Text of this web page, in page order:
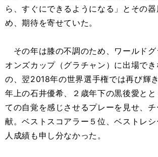
ら、すぐにできるようになる」とその
め、期待を寄せていた。
その年は膝の不調のため、ワールドグ
オンズカップ（グラチャン）に出場で
の、翌2018年の世界選手権では再び輝
年上の石井優希、２歳年下の黒後愛と
ての自覚を感じさせるプレーを見せ、
献。ベストスコアラー５位、ベストレ
人成績も申し分なかった。